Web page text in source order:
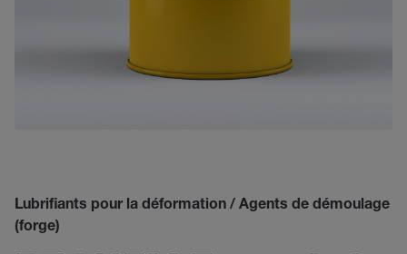
Lubrifiants pour la déformation / Agents de démoulage
(forge)